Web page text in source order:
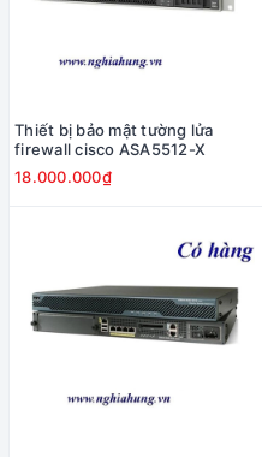
Thiết bị bảo mật tường lửa
firewall cisco ASA5512-X
18.000.000₫